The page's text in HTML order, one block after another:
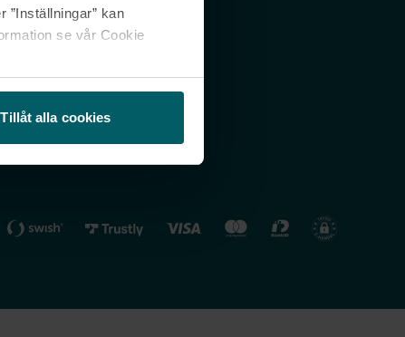
”Inställningar” kan
se vår Cookie
Tillåt alla cookies